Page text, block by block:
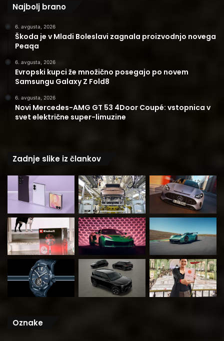
Najbolj brano
6. avgusta, 2026
Škoda je v Mladi Boleslavi zagnala proizvodnjo novega
Peaqa
6. avgusta, 2026
Evropski kupci že množično posegajo po novem
Samsungu Galaxy Z Fold8
6. avgusta, 2026
Novi Mercedes-AMG GT 53 4Door Coupé: vstopnica v
svet električne super-limuzine
Zadnje slike iz člankov
Oznake